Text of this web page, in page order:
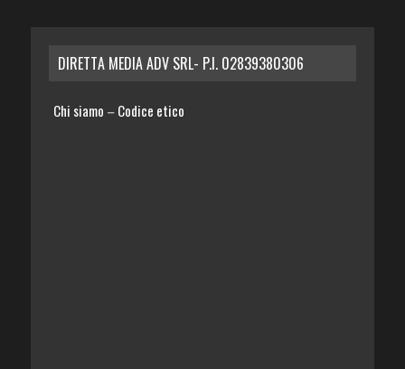
DIRETTA MEDIA ADV SRL- P.I. 02839380306
Chi siamo – Codice etico